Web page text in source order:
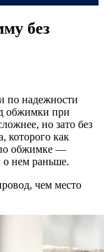
без
по надежности
обжимки при
но зато без
которого как
по обжимке —
о нем раньше.
чем место